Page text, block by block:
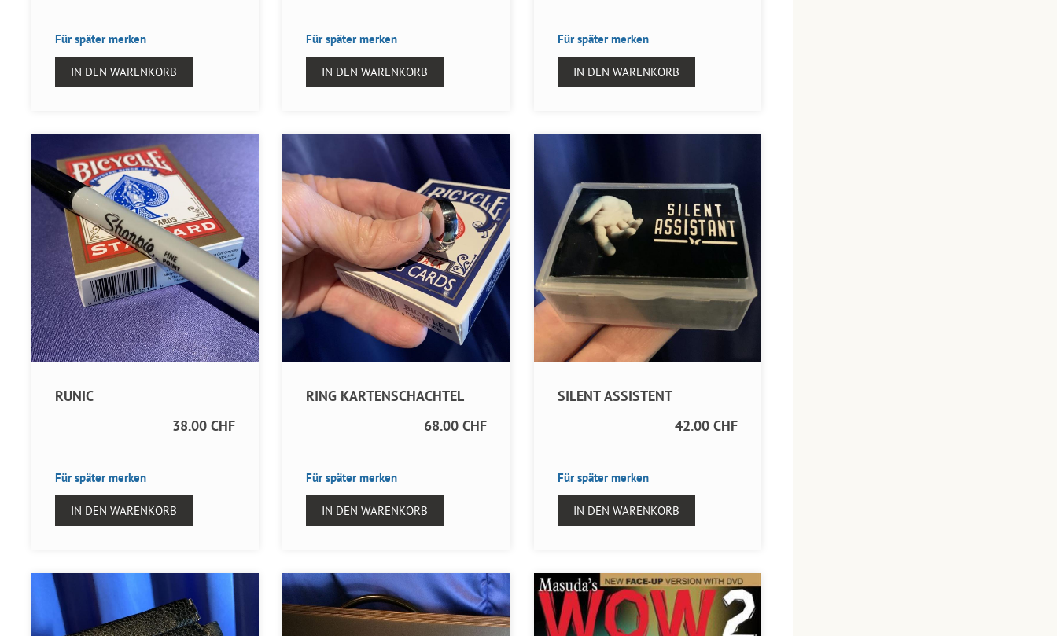
Für später merken
IN DEN WARENKORB
Für später merken
IN DEN WARENKORB
Für später merken
IN DEN WARENKORB
RUNIC
38.00 CHF
Für später merken
IN DEN WARENKORB
RING KARTENSCHACHTEL
68.00 CHF
Für später merken
IN DEN WARENKORB
SILENT ASSISTENT
42.00 CHF
Für später merken
IN DEN WARENKORB